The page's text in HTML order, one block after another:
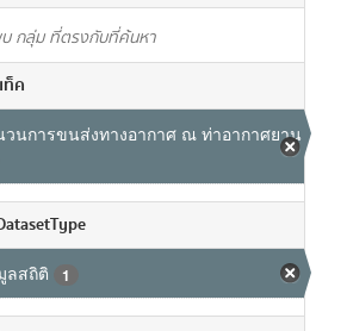
บ กลุ่ม ที่ตรงกับที่ค้นหา
ท็ค
วนการขนส่งทางอากาศ ณ ท่าอากาศยาน
ลสถิติ 1